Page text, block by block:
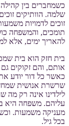
כשמחברים בין
שלמה. הוותיקים
זוכים לדמויות
תומכים, והמשפחה
להאריך ימים, אלא
בית חזק הוא בית
אותם, והם זקוקים
כאשר כל דור יודע
שרשרת אנושית
לילדינו אינה רק
עליהם. משפחה היא
מעניקה משמעות.
בכל גיל.